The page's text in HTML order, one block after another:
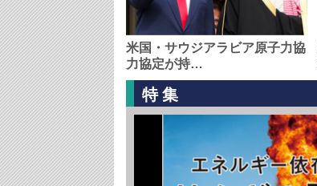
米国・サウジアラビア原子力協
力協定が持…
特集